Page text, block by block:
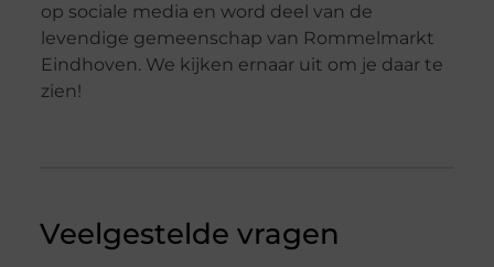
op sociale media en word deel van de
levendige gemeenschap van Rommelmarkt
Eindhoven. We kijken ernaar uit om je daar te
zien!
Veelgestelde vragen